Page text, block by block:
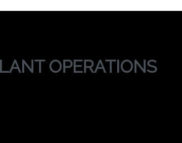
OPERATIONS